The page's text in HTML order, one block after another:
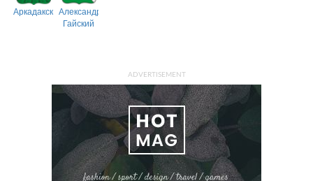
АркадакскийАлександрово-
Гайский
ADVERTISEMENT